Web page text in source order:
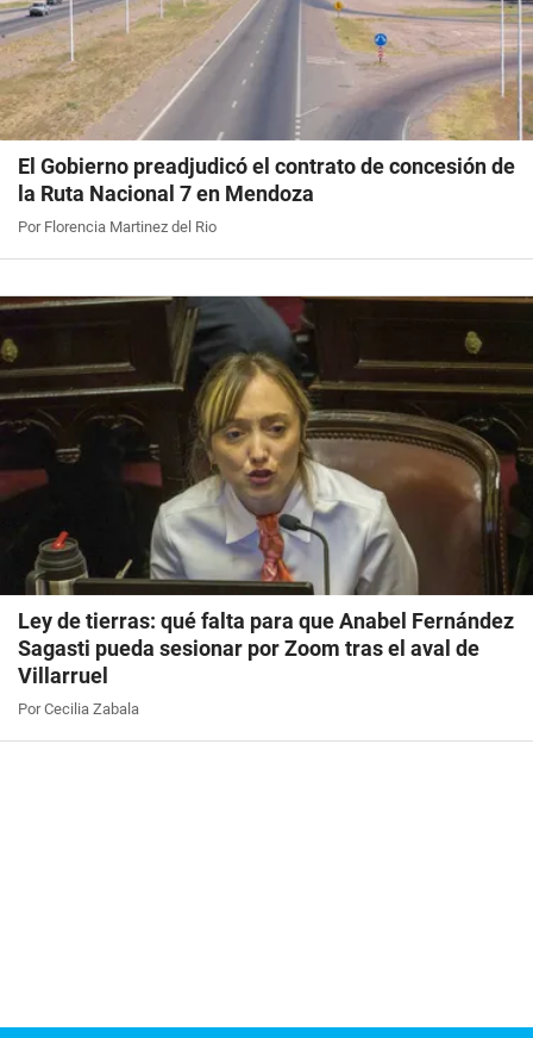
El Gobierno preadjudicó el contrato de concesión de
la Ruta Nacional 7 en Mendoza
Por Florencia Martinez del Rio
Ley de tierras: qué falta para que Anabel Fernández
Sagasti pueda sesionar por Zoom tras el aval de
Villarruel
Por Cecilia Zabala